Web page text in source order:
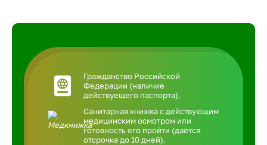
Гражданство Российской
Федерации (наличие
действуещего паспорта).
Санитарная книжка с действующим
медицинским осмотром или
готовность его пройти (даётся
отсрочка до 10 дней).